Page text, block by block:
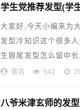
学生党推荐发型(学
大家好,今天小编来为
发型冷知识这个很多
生狼尾发型怎么留中
匿名 541
八爷米津玄师的发